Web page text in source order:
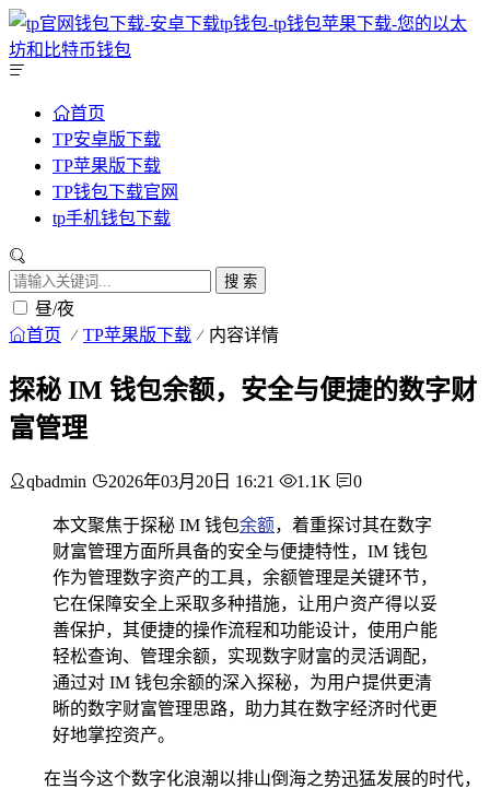
首页
TP安卓版下载
TP苹果版下载
TP钱包下载官网
tp手机钱包下载
搜 索
昼/夜
首页 TP苹果版下载 内容详情
探秘 IM 钱包余额，安全与便捷的数字财
富管理
qbadmin 2026年03月20日 16:21 1.1K 0
本文聚焦于探秘 IM 钱包余额，着重探讨其在数字
财富管理方面所具备的安全与便捷特性，IM 钱包
作为管理数字资产的工具，余额管理是关键环节，
它在保障安全上采取多种措施，让用户资产得以妥
善保护，其便捷的操作流程和功能设计，使用户能
轻松查询、管理余额，实现数字财富的灵活调配，
通过对 IM 钱包余额的深入探秘，为用户提供更清
晰的数字财富管理思路，助力其在数字经济时代更
好地掌控资产。
在当今这个数字化浪潮以排山倒海之势迅猛发展的时代，